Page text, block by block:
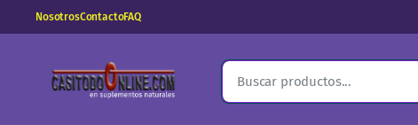
NosotrosContactoFAQ